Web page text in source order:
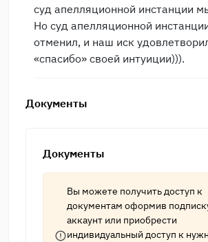
суд апелляционной инстанции
Но суд апелляционной
отменил, и наш иск
«спасибо» своей интуиции))).
Документы
Документы
Вы можете получить доступ к
документам оформив
аккаунт или приобрести
индивидуальный доступ к